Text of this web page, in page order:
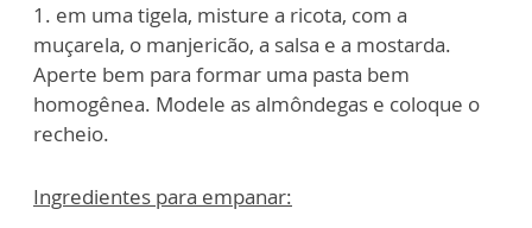
1. em uma tigela, misture a ricota, com a
muçarela, o manjericão, a salsa e a mostarda.
Aperte bem para formar uma pasta bem
homogênea. Modele as almôndegas e coloque o
recheio.
Ingredientes para empanar: